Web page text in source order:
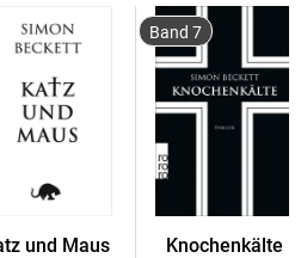
tags darauf treibt ein einzelner
definitiv zu einer anderen
kommt Hunter in
unter. Die Bewohner der
Feindseligkeit,
Und noch ehe er das
Toten lösen kann, fordert die
und Maus
Band 7
Knochenkälte